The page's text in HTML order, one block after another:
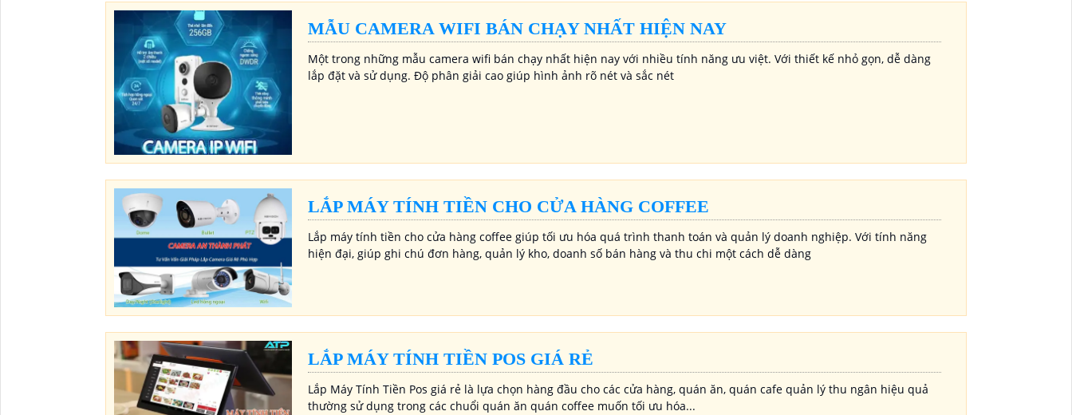
MẪU CAMERA WIFI BÁN CHẠY NHẤT HIỆN NAY
Một trong những mẫu camera wifi bán chạy nhất hiện nay với nhiều tính năng ưu việt. Với thiết kế nhỏ gọn, dễ dàng
lắp đặt và sử dụng. Độ phân giải cao giúp hình ảnh rõ nét và sắc nét
LẮP MÁY TÍNH TIỀN CHO CỬA HÀNG COFFEE
Lắp máy tính tiền cho cửa hàng coffee giúp tối ưu hóa quá trình thanh toán và quản lý doanh nghiệp. Với tính năng
hiện đại, giúp ghi chú đơn hàng, quản lý kho, doanh số bán hàng và thu chi một cách dễ dàng
LẮP MÁY TÍNH TIỀN POS GIÁ RẺ
Lắp Máy Tính Tiền Pos giá rẻ là lựa chọn hàng đầu cho các cửa hàng, quán ăn, quán cafe quản lý thu ngân hiệu quả
thường sử dụng trong các chuổi quán ăn quán coffee muốn tối ưu hóa...